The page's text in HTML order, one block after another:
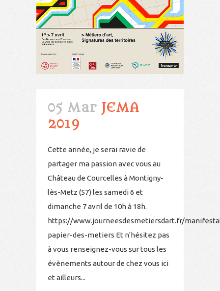
05 Mar JEMA
2019
Cette année, je serai ravie de
partager ma passion avec vous au
Château de Courcelles à Montigny-
lès-Metz (57) les samedi 6 et
dimanche 7 avril de 10h à 18h.
https://www.journeesdesmetiersdart.fr/
papier-des-metiers Et n'hésitez pas
à vous renseignez-vous sur tous les
évènements autour de chez vous ici
et ailleurs...